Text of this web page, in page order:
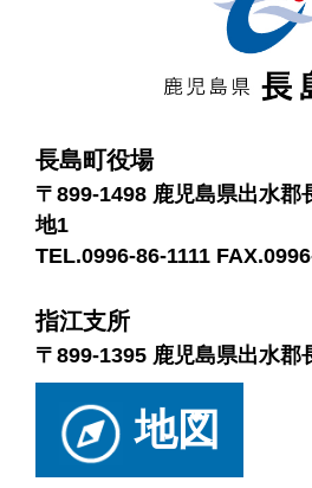
長島町役場
〒899-1498 鹿児島県出水郡
地1
TEL.0996-86-1111
指江支所
〒899-1395 鹿児島県出水郡
地図